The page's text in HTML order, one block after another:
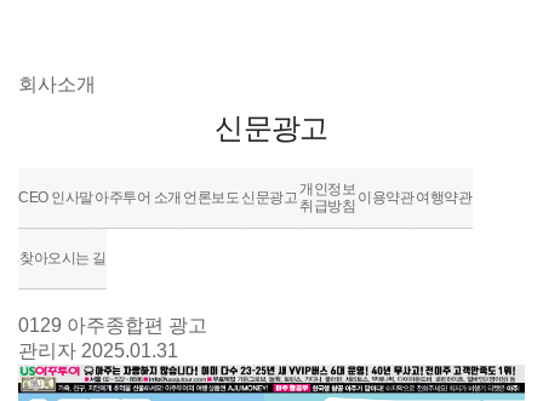
회사소개
신문광고
CEO 인사말아주투어 소개 언론보도 신문광고개인정보
취급방침 이용약관여행약관
찾아오시는 길
0129 아주종합편 광고
관리자 2025.01.31